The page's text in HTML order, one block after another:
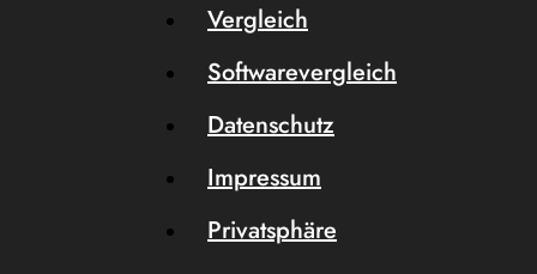
Vergleich
Softwarevergleich
Datenschutz
Impressum
Privatsphäre